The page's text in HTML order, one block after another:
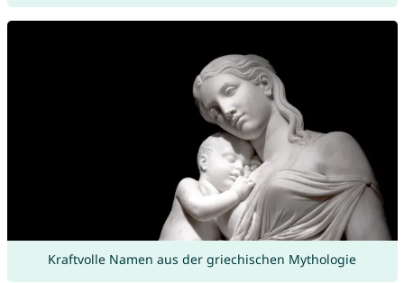
Kraftvolle Namen aus der griechischen Mythologie